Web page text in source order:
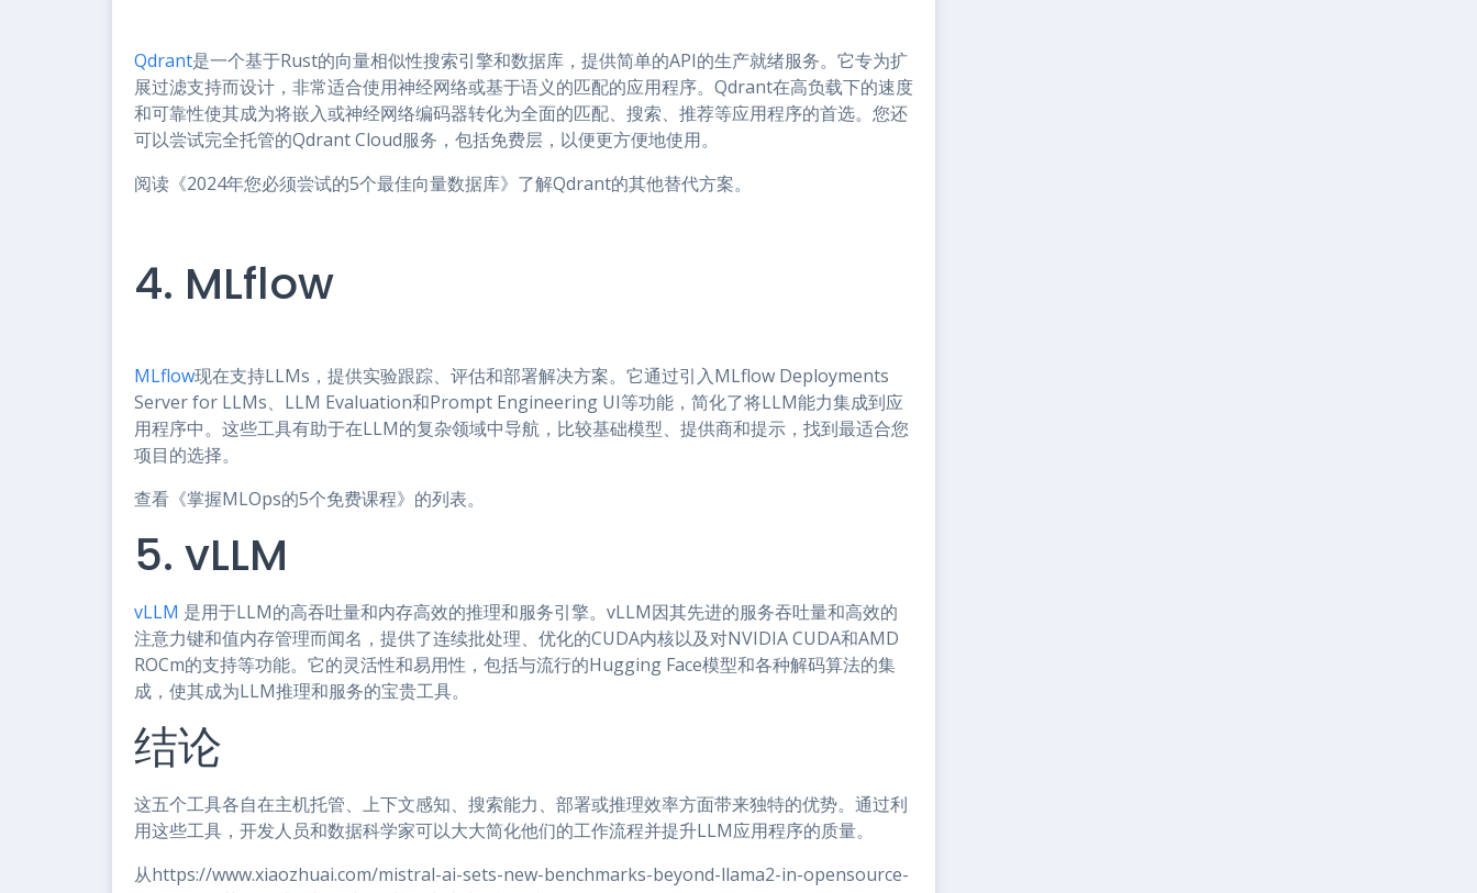
Qdrant是一个基于Rust的向量相似性搜索引擎和数据库，提供简单的API的生产就绪服务。它专为扩
展过滤支持而设计，非常适合使用神经网络或基于语义的匹配的应用程序。Qdrant在高负载下的速度
和可靠性使其成为将嵌入或神经网络编码器转化为全面的匹配、搜索、推荐等应用程序的首选。您还
可以尝试完全托管的Qdrant Cloud服务，包括免费层，以便更方便地使用。
阅读《2024年您必须尝试的5个最佳向量数据库》了解Qdrant的其他替代方案。
4. MLflow
MLflow现在支持LLMs，提供实验跟踪、评估和部署解决方案。它通过引入MLflow Deployments
Server for LLMs、LLM Evaluation和Prompt Engineering UI等功能，简化了将LLM能力集成到应
用程序中。这些工具有助于在LLM的复杂领域中导航，比较基础模型、提供商和提示，找到最适合您
项目的选择。
查看《掌握MLOps的5个免费课程》的列表。
5. vLLM
vLLM 是用于LLM的高吞吐量和内存高效的推理和服务引擎。vLLM因其先进的服务吞吐量和高效的
注意力键和值内存管理而闻名，提供了连续批处理、优化的CUDA内核以及对NVIDIA CUDA和AMD
ROCm的支持等功能。它的灵活性和易用性，包括与流行的Hugging Face模型和各种解码算法的集
成，使其成为LLM推理和服务的宝贵工具。
结论
这五个工具各自在主机托管、上下文感知、搜索能力、部署或推理效率方面带来独特的优势。通过利
用这些工具，开发人员和数据科学家可以大大简化他们的工作流程并提升LLM应用程序的质量。
从https://www.xiaozhuai.com/mistral-ai-sets-new-benchmarks-beyond-llama2-in-opensource-